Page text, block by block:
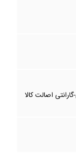
اصالت کالا